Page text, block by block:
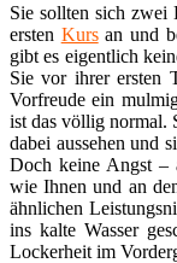
Sie sollten sich zwei
ersten Kursan und
gibt es eigentlich
Sie vor ihrer ersten
Vorfreude ein
ist das völlig normal.
dabei aussehen und
Doch keine Angst –
wie Ihnen und an
ähnlichen
ins kalte Wasser
Lockerheit im